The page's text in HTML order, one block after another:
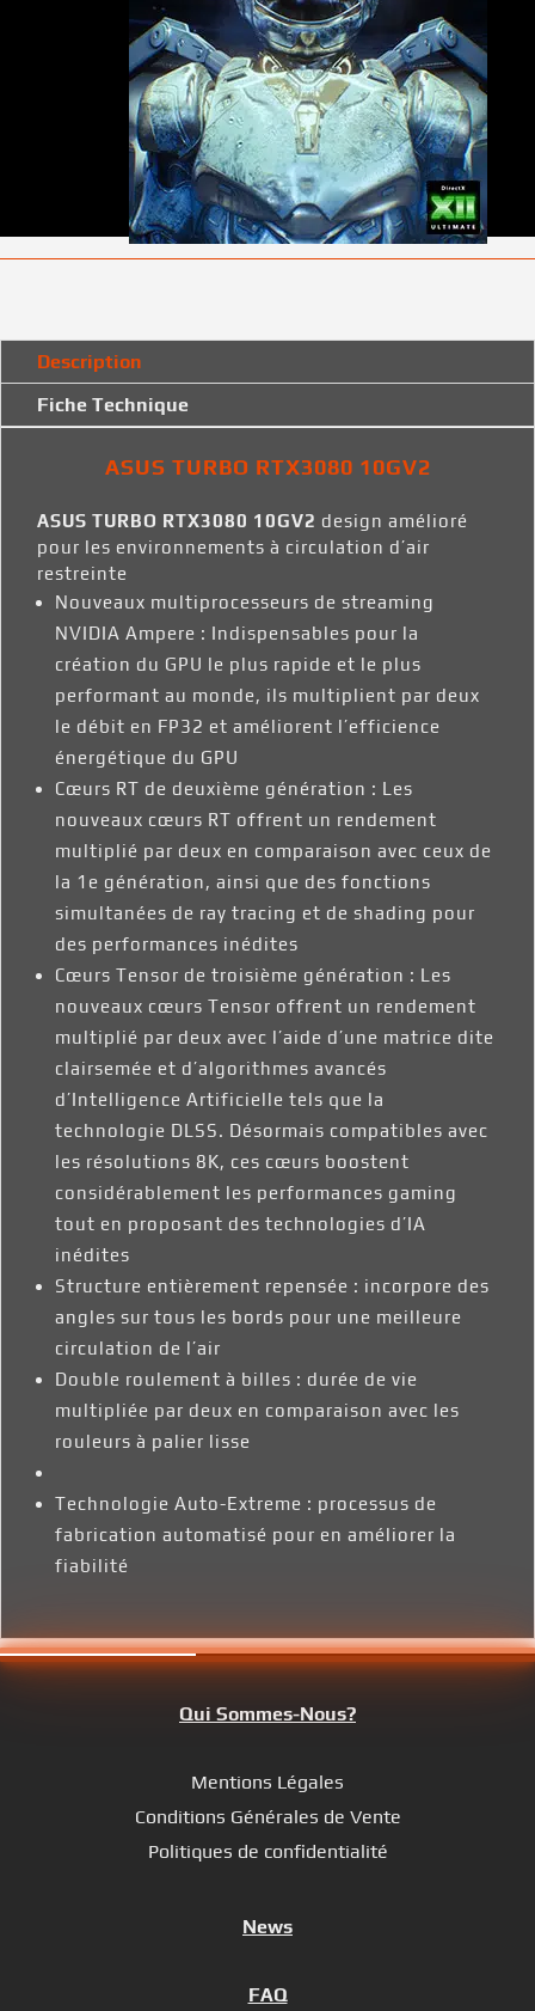
Description
Fiche Technique
ASUS TURBO RTX3080 10GV2
ASUS TURBO RTX3080 10GV2 design amélioré
pour les environnements à circulation d’air
restreinte
Nouveaux multiprocesseurs de streaming
NVIDIA Ampere : Indispensables pour la
création du GPU le plus rapide et le plus
performant au monde, ils multiplient par deux
le débit en FP32 et améliorent l’efficience
énergétique du GPU
Cœurs RT de deuxième génération : Les
nouveaux cœurs RT offrent un rendement
multiplié par deux en comparaison avec ceux de
la 1e génération, ainsi que des fonctions
simultanées de ray tracing et de shading pour
des performances inédites
Cœurs Tensor de troisième génération : Les
nouveaux cœurs Tensor offrent un rendement
multiplié par deux avec l’aide d’une matrice dite
clairsemée et d’algorithmes avancés
d’Intelligence Artificielle tels que la
technologie DLSS. Désormais compatibles avec
les résolutions 8K, ces cœurs boostent
considérablement les performances gaming
tout en proposant des technologies d’IA
inédites
Structure entièrement repensée : incorpore des
angles sur tous les bords pour une meilleure
circulation de l’air
Double roulement à billes : durée de vie
multipliée par deux en comparaison avec les
rouleurs à palier lisse
Technologie Auto-Extreme : processus de
fabrication automatisé pour en améliorer la
fiabilité
Qui Sommes-Nous?
Mentions Légales
Conditions Générales de Vente
Politiques de confidentialité
News
FAQ